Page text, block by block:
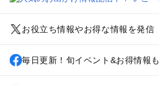
お役立ち情報やお得な情報を発信
毎日更新！旬イベント&お得情報も